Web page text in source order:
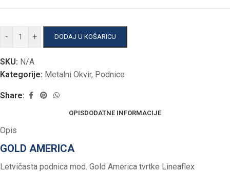
- + DODAJ U KOŠARICU
SKU: N/A
Kategorije: Metalni Okvir, Podnice
Share:
OPISDODATNE INFORMACIJE
Opis
GOLD AMERICA
Letvičasta podnica mod. Gold America tvrtke Lineaflex